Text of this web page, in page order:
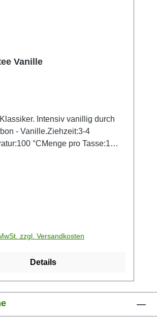
Vanille
Intensiv vanillig durch
4
°CMenge pro Tasse:1
zzgl. Versandkosten
Details